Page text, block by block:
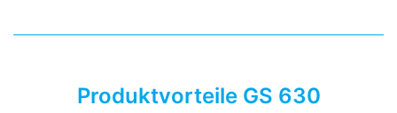
Produktvorteile GS 630